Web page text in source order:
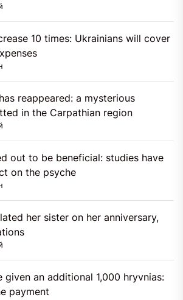
10 times: Ukrainians will cover
reappeared: a mysterious
in the Carpathian region
out to be beneficial: studies have
on the psyche
her sister on her anniversary,
given an additional 1,000 hryvnias:
payment